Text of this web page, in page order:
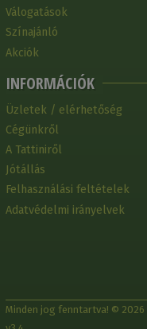
Válogatások
Színajánló
Akciók
INFORMÁCIÓK
Üzletek / elérhetőség
Cégünkről
A Tattiniről
Jótállás
Felhasználási feltételek
Adatvédelmi irányelvek
Minden jog fenntartva! © 2026